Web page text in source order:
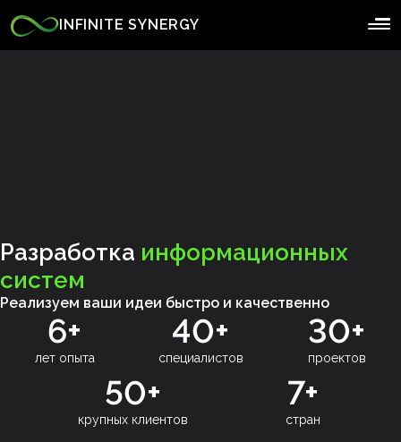
INFINITE SYNERGY
Разработка информационных
систем
Реализуем ваши идеи быстро и качественно
6+
лет опыта
40+
специалистов
30+
проектов
50+
крупных клиентов
7+
стран